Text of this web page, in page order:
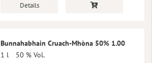
Details
Bunnahabhain Cruach-Mhòna 50% 1.00
1 l
50 % Vol.